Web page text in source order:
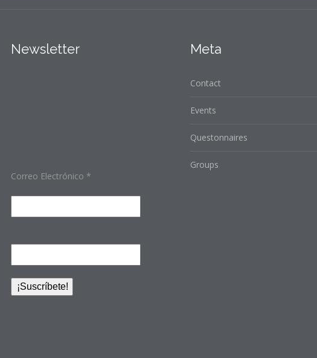
Newsletter
Correo Electrónico *
Meta
Contact
Events
Questonnaires
Groups